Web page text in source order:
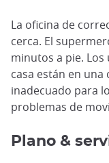
La oficina de
cerca. El
minutos a pie.
casa están en
inadecuado para
problemas de
Plano &